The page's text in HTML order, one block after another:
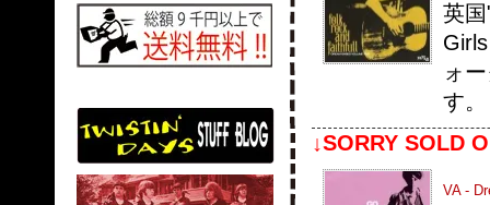
英
ォ
す。
↓SORRY SOLD
VA -